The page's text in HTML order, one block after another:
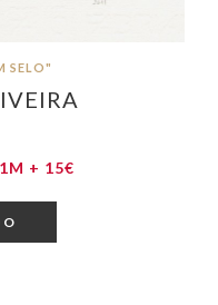
SELO"
1M + 15€